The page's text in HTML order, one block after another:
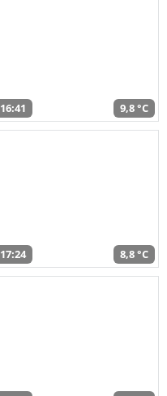
16:41 9,8 °C
17:24 8,8 °C